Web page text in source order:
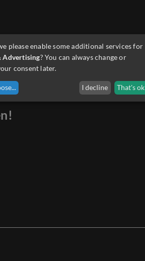
please enable some additional services for
Advertising? You can always change or
consent later.
... I decline That's ok